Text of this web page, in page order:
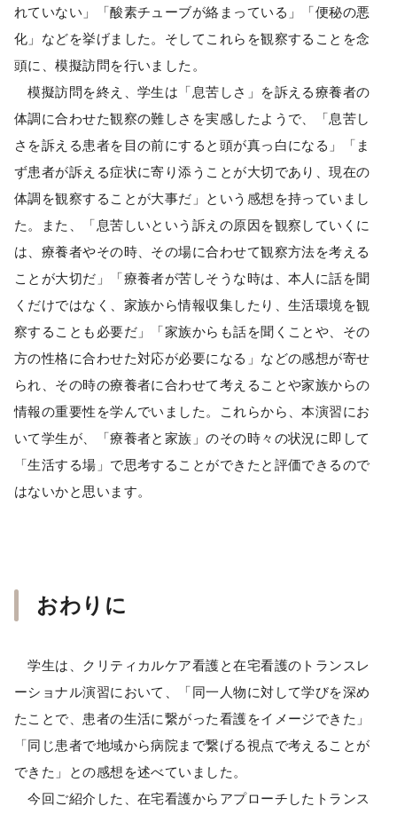
れていない」「酸素チューブが絡まっている」「便秘の悪
化」などを挙げました。そしてこれらを観察することを念
頭に、模擬訪問を行いました。
模擬訪問を終え、学生は「息苦しさ」を訴える療養者の
体調に合わせた観察の難しさを実感したようで、「息苦し
さを訴える患者を目の前にすると頭が真っ白になる」「ま
ず患者が訴える症状に寄り添うことが大切であり、現在の
体調を観察することが大事だ」という感想を持っていまし
た。また、「息苦しいという訴えの原因を観察していくに
は、療養者やその時、その場に合わせて観察方法を考える
ことが大切だ」「療養者が苦しそうな時は、本人に話を聞
くだけではなく、家族から情報収集したり、生活環境を観
察することも必要だ」「家族からも話を聞くことや、その
方の性格に合わせた対応が必要になる」などの感想が寄せ
られ、その時の療養者に合わせて考えることや家族からの
情報の重要性を学んでいました。これらから、本演習にお
いて学生が、「療養者と家族」のその時々の状況に即して
「生活する場」で思考することができたと評価できるので
はないかと思います。
おわりに
学生は、クリティカルケア看護と在宅看護のトランスレ
ーショナル演習において、「同一人物に対して学びを深め
たことで、患者の生活に繋がった看護をイメージできた」
「同じ患者で地域から病院まで繋げる視点で考えることが
できた」との感想を述べていました。
今回ご紹介した、在宅看護からアプローチしたトランス